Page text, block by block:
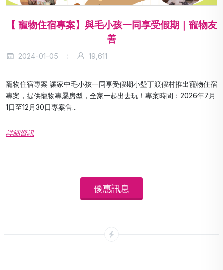
【 寵物住宿專案】與毛小孩一同享受假期｜寵物友
善
2024-01-05 19,611
寵物住宿專案 讓家中毛小孩一同享受假期小墾丁渡假村推出寵物住宿
專案，提供寵物專屬房型，全家一起出去玩！專案時間：2026年7月
1日至12月30日專案售...
詳細資訊
優惠訊息